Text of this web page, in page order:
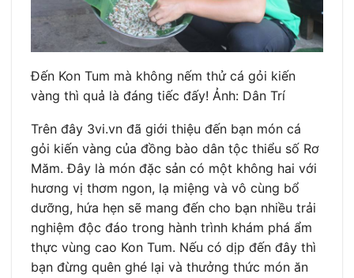
Đến Kon Tum mà không nếm thử cá gỏi kiến
vàng thì quả là đáng tiếc đấy! Ảnh: Dân Trí
Trên đây 3vi.vn đã giới thiệu đến bạn món cá
gỏi kiến vàng của đồng bào dân tộc thiểu số Rơ
Măm. Đây là món đặc sản có một không hai với
hương vị thơm ngon, lạ miệng và vô cùng bổ
dưỡng, hứa hẹn sẽ mang đến cho bạn nhiều trải
nghiệm độc đáo trong hành trình khám phá ẩm
thực vùng cao Kon Tum. Nếu có dịp đến đây thì
bạn đừng quên ghé lại và thưởng thức món ăn